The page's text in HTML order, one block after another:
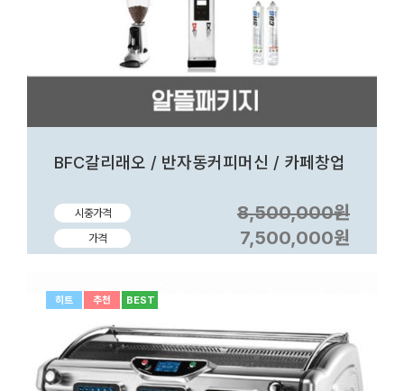
BFC갈리래오 / 반자동커피머신 / 카페창업
시중가격 8,500,000원
가격 7,500,000원
히트 추천 BEST